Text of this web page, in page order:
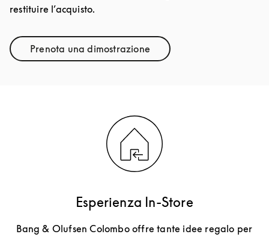
restituire l’acquisto.
Prenota una dimostrazione
Link Opens in New Tab
Esperienza In-Store
Bang & Olufsen Colombo offre tante idee regalo per